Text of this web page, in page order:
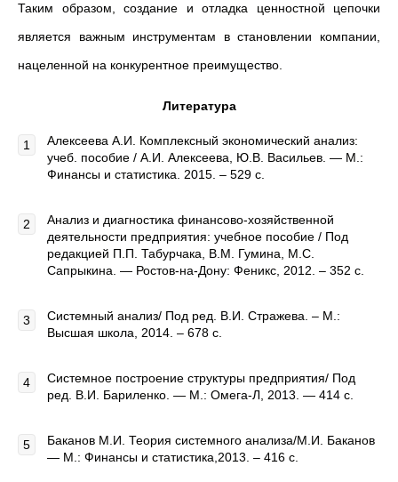
Таким образом, создание и отладка ценностной цепочки
является важным инструментам в становлении компании,
нацеленной на конкурентное преимущество.
Литература
Алексеева А.И. Комплексный экономический анализ:
учеб. пособие / А.И. Алексеева, Ю.В. Васильев. — M.:
Финансы и статистика. 2015. – 529 с.
Анализ и диагностика финансово-хозяйственной
деятельности предприятия: учебное пособие / Под
редакцией П.П. Табурчака, В.М. Гумина, М.С.
Сапрыкина. — Ростов-на-Дону: Феникс, 2012. – 352 с.
Системный анализ/ Под ред. В.И. Стражева. – М.:
Высшая школа, 2014. – 678 с.
Системное построение структуры предприятия/ Под
ред. В.И. Бариленко. — М.: Омега-Л, 2013. — 414 с.
Баканов М.И. Теория системного анализа/М.И. Баканов
— М.: Финансы и статистика,2013. – 416 с.